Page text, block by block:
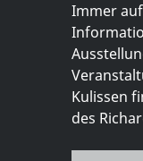
Immer
Kulissen
des